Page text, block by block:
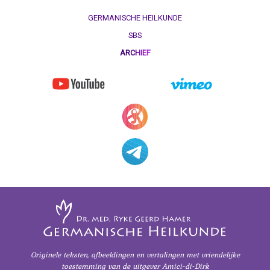
GERMANISCHE HEILKUNDE
SBS
ARCHIEF
Originele teksten, afbeeldingen en vertalingen met vriendelijke
toestemming van de uitgever Amici-di-Dirk